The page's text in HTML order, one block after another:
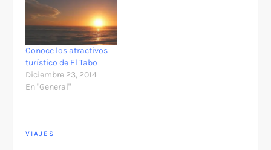
Conoce los atractivos
turístico de El Tabo
Diciembre 23, 2014
En "General"
VIAJES